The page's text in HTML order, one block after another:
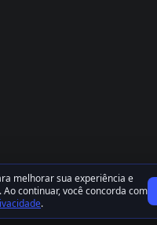
melhorar sua experiência e
continuar, você concorda com
.